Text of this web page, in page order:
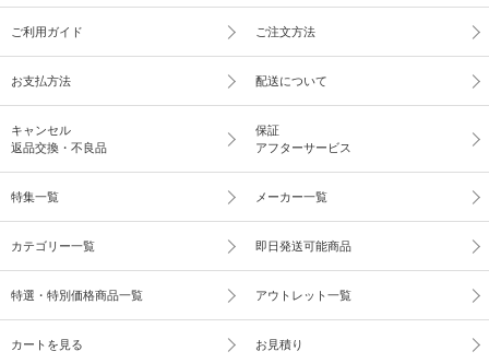
ご利用ガイド ご注文方法
お支払方法 配送について
キャンセル
返品交換・不良品
保証
アフターサービス
特集一覧 メーカー一覧
カテゴリー一覧 即日発送可能商品
特選・特別価格商品一覧 アウトレット一覧
カートを見る お見積り